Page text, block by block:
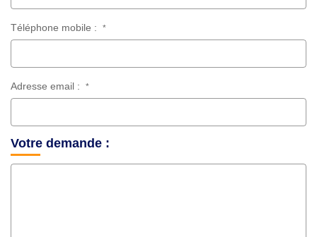
Téléphone mobile : *
Adresse email : *
Votre demande :